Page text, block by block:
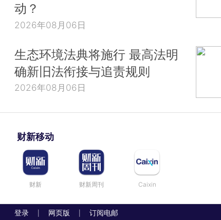
动？
2026年08月06日
生态环境法典将施行 最高法明
确新旧法衔接与追责规则
2026年08月06日
财新移动
财新 财新周刊 Caixin
登录 网页版 订阅电邮